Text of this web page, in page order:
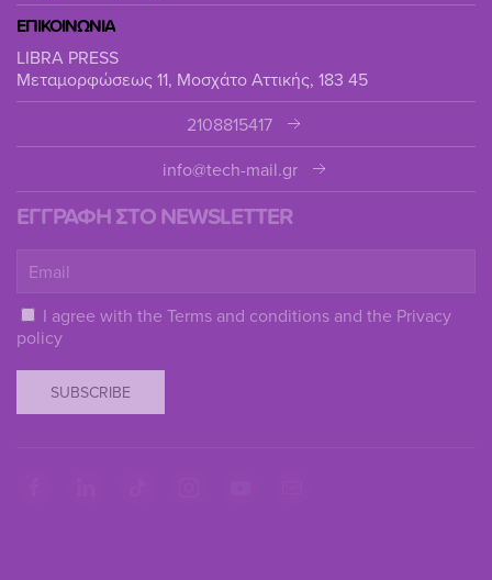
ΕΠΙΚΟΙΝΩΝΙΑ
LIBRA PRESS
Μεταμορφώσεως 11, Μοσχάτο Αττικής, 183 45
2108815417
info@tech-mail.gr
ΕΓΓΡΑΦΗ ΣΤΟ NEWSLETTER
I agree with the Terms and conditions and the Privacy
policy
SUBSCRIBE